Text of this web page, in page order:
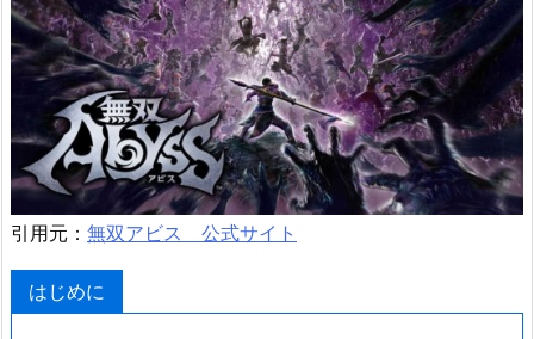
引用元： 無双アビス 公式サイト
はじめに